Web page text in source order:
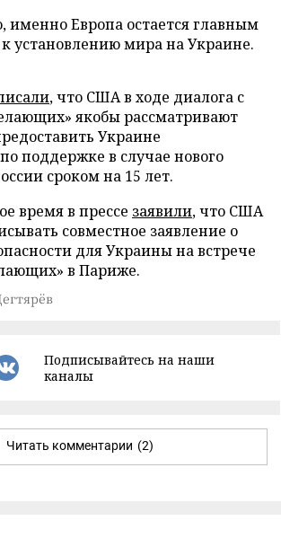
именно Европа остается главным
установлению мира на Украине.
, что США в ходе диалога с
якобы рассматривают
Украине
по поддержке в случае нового
сроком на 15 лет.
время в прессе заявили, что США
совместное заявление о
для Украины на встрече
в Париже.
Подписывайтесь на наши
каналы
Читать комментарии (2)